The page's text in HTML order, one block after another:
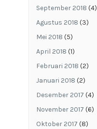
September 2018 (4)
Agustus 2018 (3)
Mei 2018 (5)
April 2018 (1)
Februari 2018 (2)
Januari 2018 (2)
Desember 2017 (4)
November 2017 (6)
Oktober 2017 (8)